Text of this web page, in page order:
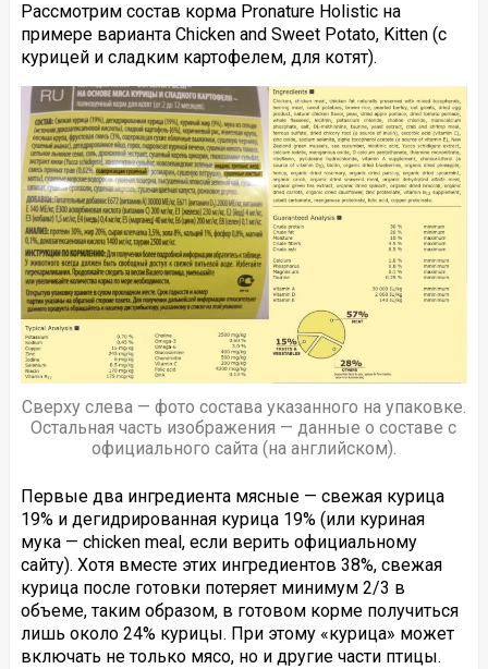
Рассмотрим состав корма Pronature Holistic на
примере варианта Chicken and Sweet Potato, Kitten (с
курицей и сладким картофелем, для котят).
Сверху слева — фото состава указанного на упаковке.
Остальная часть изображения — данные о составе с
официального сайта (на английском).
Первые два ингредиента мясные — свежая курица
19% и дегидрированная курица 19% (или куриная
мука — chicken meal, если верить официальному
сайту). Хотя вместе этих ингредиентов 38%, свежая
курица после готовки потеряет минимум 2/3 в
объеме, таким образом, в готовом корме получиться
лишь около 24% курицы. При этому «курица» может
включать не только мясо, но и другие части птицы.